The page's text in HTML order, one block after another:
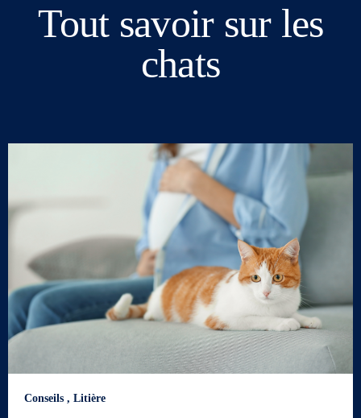
Tout savoir sur les
chats
Conseils , Litière